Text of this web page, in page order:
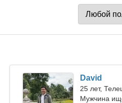
David
25 лет,
Мужчина